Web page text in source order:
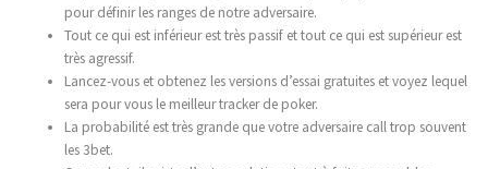
pour définir les ranges de notre adversaire.
Tout ce qui est inférieur est très passif et tout ce qui est supérieur est
très agressif.
Lancez-vous et obtenez les versions d’essai gratuites et voyez lequel
sera pour vous le meilleur tracker de poker.
La probabilité est très grande que votre adversaire call trop souvent
les 3bet.